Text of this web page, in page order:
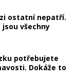
ostatní nepatří.
jsou všechny
potřebujete
Dokáže to